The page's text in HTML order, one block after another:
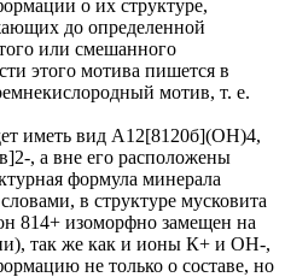
о их структуре,
до определенной
или смешанного
этого мотива пишется в
мотив, т. е.
иметь вид А12[8120б](ОН)4,
, а вне его расположены
формула минерала
в структуре мусковита
814+ изоморфно замещен на
так же как и ионы К+ и ОН-,
не только о составе, но